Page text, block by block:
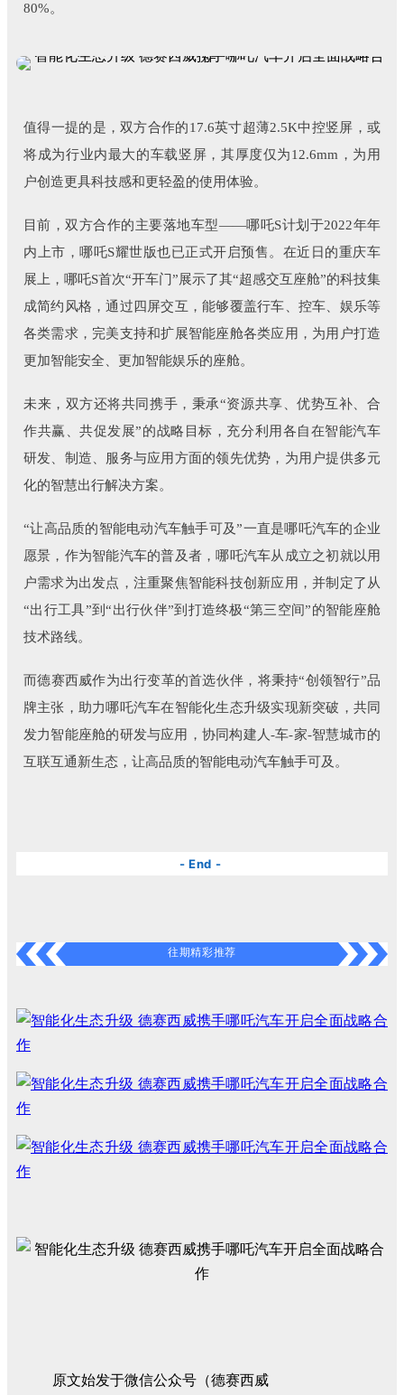
80%。
值得一提的是，双方合作的17.6英寸超薄2.5K中控竖屏，或
将成为行业内最大的车载竖屏，其厚度仅为12.6mm，为用
户创造更具科技感和更轻盈的使用体验。
目前，双方合作的主要落地车型——哪吒S计划于2022年年
内上市，哪吒S耀世版也已正式开启预售。在近日的重庆车
展上，哪吒S首次“开车门”展示了其“超感交互座舱”的科技集
成简约风格，通过四屏交互，能够覆盖行车、控车、娱乐等
各类需求，完美支持和扩展智能座舱各类应用，为用户打造
更加智能安全、更加智能娱乐的座舱。
未来，双方还将共同携手，秉承“资源共享、优势互补、合
作共赢、共促发展”的战略目标，充分利用各自在智能汽车
研发、制造、服务与应用方面的领先优势，为用户提供多元
化的智慧出行解决方案。
“让高品质的智能电动汽车触手可及”一直是哪吒汽车的企业
愿景，作为智能汽车的普及者，哪吒汽车从成立之初就以用
户需求为出发点，注重聚焦智能科技创新应用，并制定了从
“出行工具”到“出行伙伴”到打造终极“第三空间”的智能座舱
技术路线。
而德赛西威作为出行变革的首选伙伴，将秉持“创领智行”品
牌主张，助力哪吒汽车在智能化生态升级实现新突破，共同
发力智能座舱的研发与应用，协同构建人-车-家-智慧城市的
互联互通新生态，让高品质的智能电动汽车触手可及。
- End -
往期精彩推荐
原文始发于微信公众号（德赛西威